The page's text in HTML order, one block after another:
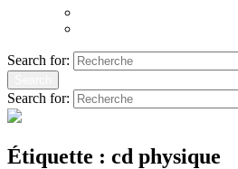
Search for:
Search for:
Étiquette : cd physique